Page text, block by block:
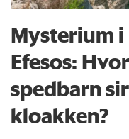
Mysterium
Efesos:
spedbarn
kloakken?